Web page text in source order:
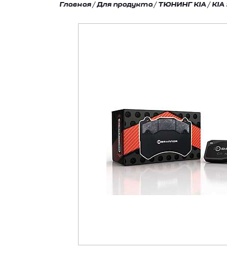
Главная /Для продукта /ТЮНИНГ KIA /KIA